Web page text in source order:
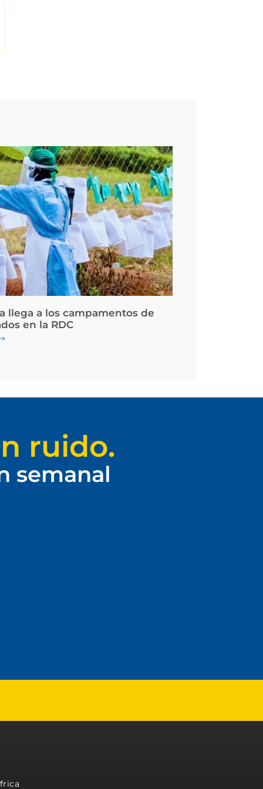
llega a los campamentos de
en la RDC
ruido.
semanal